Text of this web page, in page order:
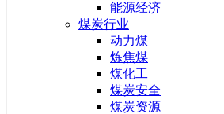
能源经济
煤炭行业
动力煤
炼焦煤
煤化工
煤炭安全
煤炭资源